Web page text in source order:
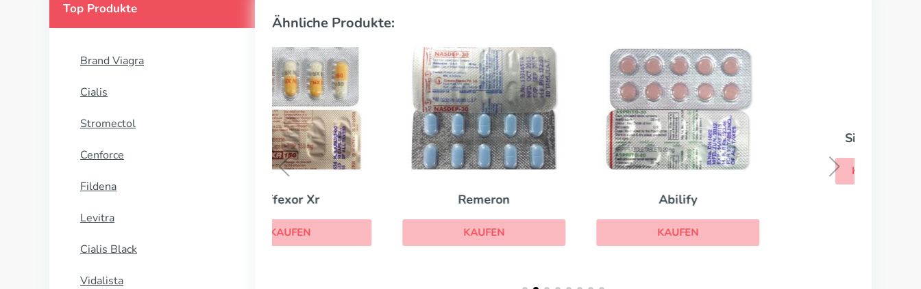
Top Produkte
Brand Viagra
Cialis
Stromectol
Cenforce
Fildena
Levitra
Cialis Black
Vidalista
Ähnliche Produkte:
Sinequan
KAUFEN